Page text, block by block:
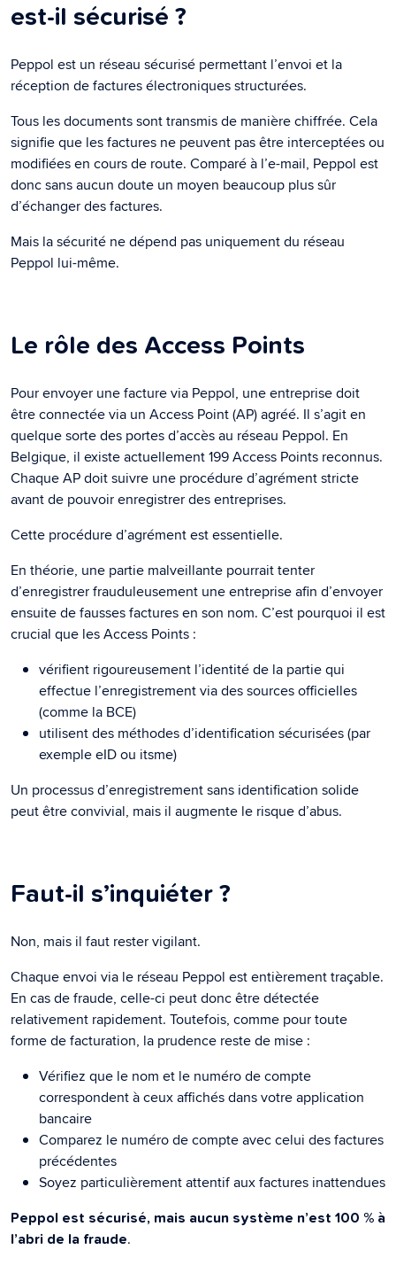
est-il sécurisé ?
Peppol est un réseau sécurisé permettant l’envoi et la
réception de factures électroniques structurées.
Tous les documents sont transmis de manière chiffrée. Cela
signifie que les factures ne peuvent pas être interceptées ou
modifiées en cours de route. Comparé à l’e-mail, Peppol est
donc sans aucun doute un moyen beaucoup plus sûr
d’échanger des factures.
Mais la sécurité ne dépend pas uniquement du réseau
Peppol lui-même.
Le rôle des Access Points
Pour envoyer une facture via Peppol, une entreprise doit
être connectée via un Access Point (AP) agréé. Il s’agit en
quelque sorte des portes d’accès au réseau Peppol. En
Belgique, il existe actuellement 199 Access Points reconnus.
Chaque AP doit suivre une procédure d’agrément stricte
avant de pouvoir enregistrer des entreprises.
Cette procédure d’agrément est essentielle.
En théorie, une partie malveillante pourrait tenter
d’enregistrer frauduleusement une entreprise afin d’envoyer
ensuite de fausses factures en son nom. C’est pourquoi il est
crucial que les Access Points :
vérifient rigoureusement l’identité de la partie qui
effectue l’enregistrement via des sources officielles
(comme la BCE)
utilisent des méthodes d’identification sécurisées (par
exemple eID ou itsme)
Un processus d’enregistrement sans identification solide
peut être convivial, mais il augmente le risque d’abus.
Faut-il s’inquiéter ?
Non, mais il faut rester vigilant.
Chaque envoi via le réseau Peppol est entièrement traçable.
En cas de fraude, celle-ci peut donc être détectée
relativement rapidement. Toutefois, comme pour toute
forme de facturation, la prudence reste de mise :
Vérifiez que le nom et le numéro de compte
correspondent à ceux affichés dans votre application
bancaire
Comparez le numéro de compte avec celui des factures
précédentes
Soyez particulièrement attentif aux factures inattendues
Peppol est sécurisé, mais aucun système n’est 100 % à
l’abri de la fraude.